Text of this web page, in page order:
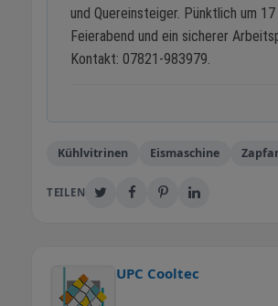
und Quereinsteiger. Pünktlich um 17
Feierabend und ein sicherer
Kontakt: 07821-983979.
Kühlvitrinen Eismaschine
TEILEN
UPC Cooltec